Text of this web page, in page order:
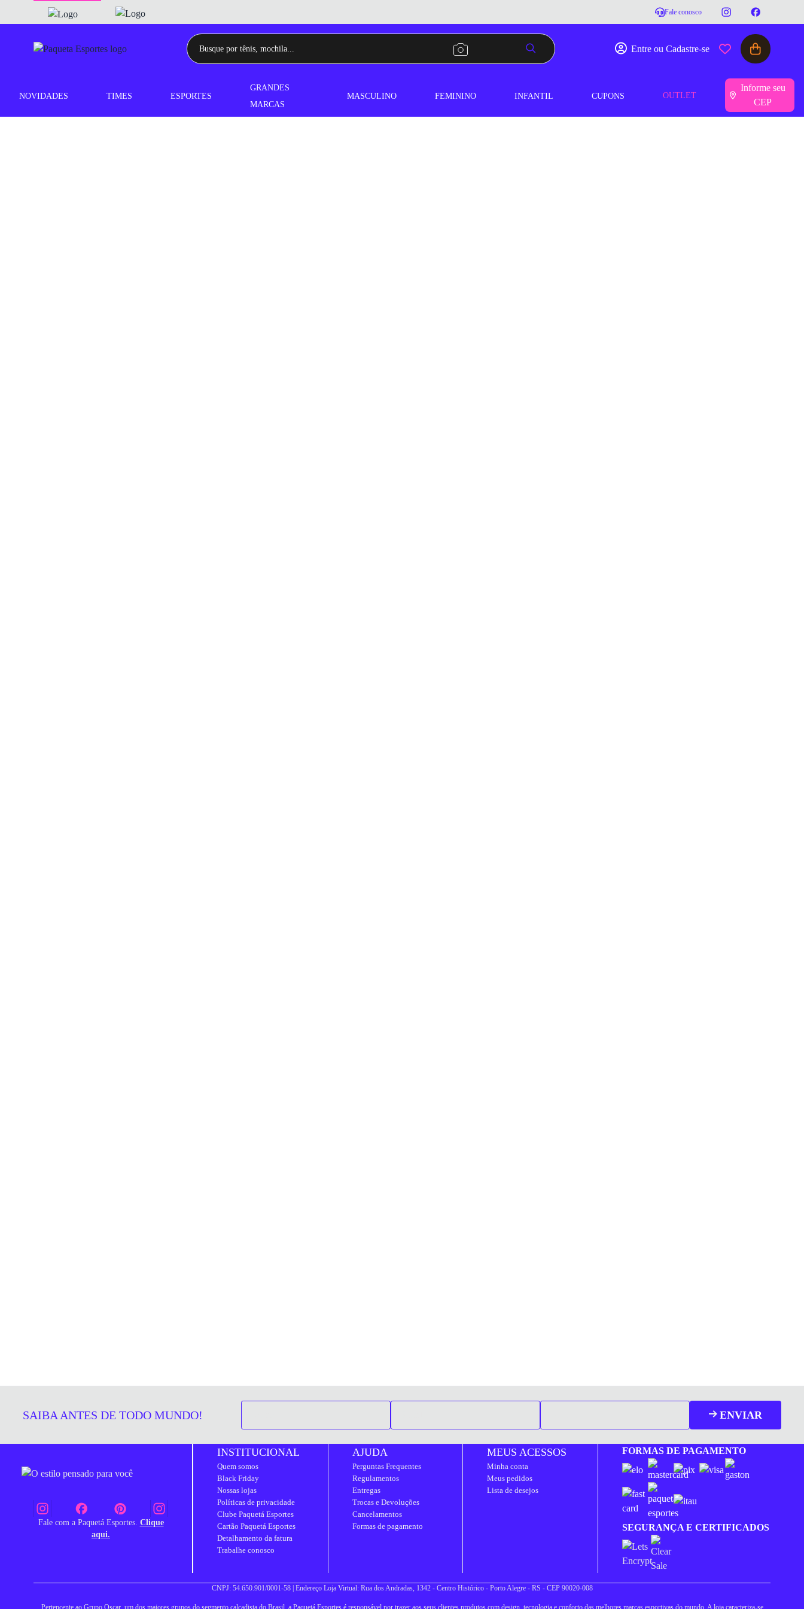
Fale conosco
Entre ou Cadastre-se
NOVIDADES TIMES ESPORTES
GRANDES
MARCAS
MASCULINO FEMININO INFANTIL CUPONS OUTLET
Informe seu
CEP
SAIBA ANTES DE TODO MUNDO! ENVIAR
Fale com a Paquetá Esportes. Clique
aqui.
INSTITUCIONAL
Quem somos
Black Friday
Nossas lojas
Políticas de privacidade
Clube Paquetá Esportes
Cartão Paquetá Esportes
Detalhamento da fatura
Trabalhe conosco
AJUDA
Perguntas Frequentes
Regulamentos
Entregas
Trocas e Devoluções
Cancelamentos
Formas de pagamento
MEUS ACESSOS
Minha conta
Meus pedidos
Lista de desejos
FORMAS DE PAGAMENTO
SEGURANÇA E CERTIFICADOS
CNPJ: 54.650.901/0001-58 | Endereço Loja Virtual: Rua dos Andradas, 1342 - Centro Histórico - Porto Alegre - RS - CEP 90020-008
Pertencente ao Grupo Oscar, um dos maiores grupos do segmento calçadista do Brasil, a Paquetá Esportes é responsável por trazer aos seus clientes produtos com design, tecnologia e conforto das melhores marcas esportivas do mundo. A loja caracteriza-se